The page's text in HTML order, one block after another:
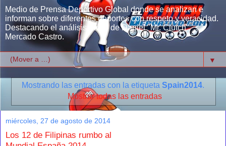
Medio de Prensa Deportivo Global donde se analizan e
informan sobre diferentes deportes con respeto y veracidad.
Destacando el análisis único de Daniel "Mr. Clutch"
Mercado Castro.
▼
Mostrando las entradas con la etiqueta Spain2014.
Mostrar todas las entradas
miércoles, 27 de agosto de 2014
Los 12 de Filipinas rumbo al